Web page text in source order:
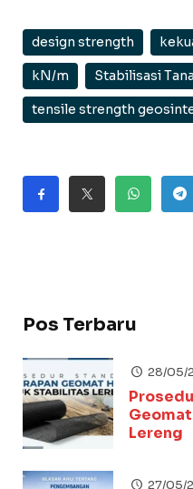
design strength
kN/m Stabilisasi
tensile strength
Pos Terbaru
28/05/
Lereng
27/05/